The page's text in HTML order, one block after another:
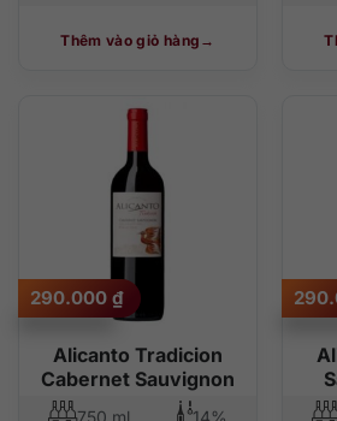
Thêm vào giỏ hàng
Alicanto Tradicion
Cabernet Sauvignon
290.000 ₫